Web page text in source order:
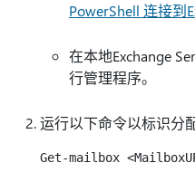
PowerShell 连接到
在本地Exchange
行管理程序。
运行以下命令以标识分